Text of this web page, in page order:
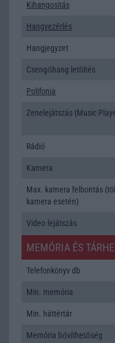
Kihangositás
Hangvezérlés
Hangjegyzet
Csengőhang letöltés
Polifonia
Zenelejátszás (Music
Rádió
Kamera
Max. kamera felbontás
kamera esetén)
Video lejátszás
MEMÓRIA ÉS
Telefonkönyv db
Min. memória
Min. háttértár
Memória bővíthetőség